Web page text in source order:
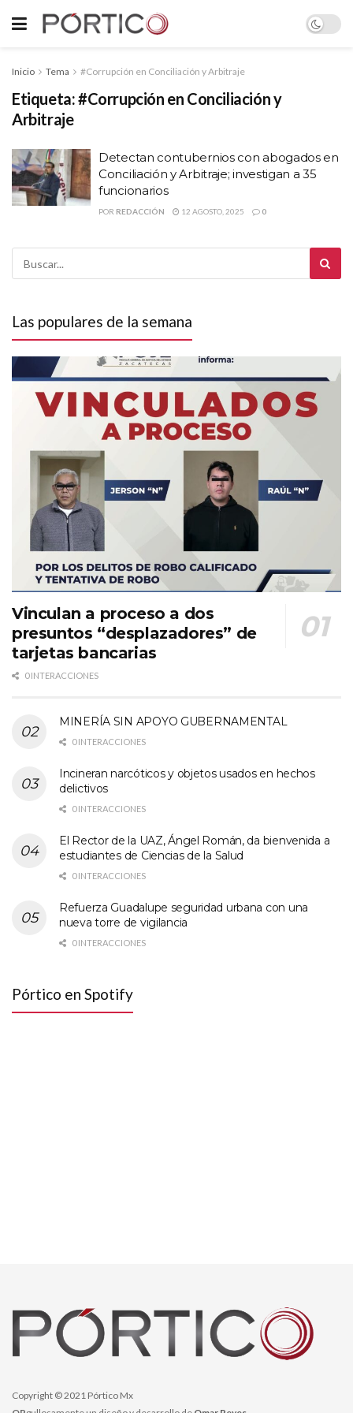
Inicio Tema #Corrupción en Conciliación y Arbitraje
Etiqueta:#Corrupción en Conciliación y
Arbitraje
Detectan contubernios con abogados en
Conciliación y Arbitraje; investigan a 35
funcionarios
POR REDACCIÓN 12 AGOSTO, 2025 0
Las populares de la semana
Vinculan a proceso a dos
presuntos “desplazadores” de
tarjetas bancarias
0 INTERACCIONES
MINERÍA SIN APOYO GUBERNAMENTAL
0 INTERACCIONES
Incineran narcóticos y objetos usados en hechos
delictivos
0 INTERACCIONES
El Rector de la UAZ, Ángel Román, da bienvenida a
estudiantes de Ciencias de la Salud
0 INTERACCIONES
Refuerza Guadalupe seguridad urbana con una
nueva torre de vigilancia
0 INTERACCIONES
Pórtico en Spotify
Copyright © 2021 Pórtico Mx